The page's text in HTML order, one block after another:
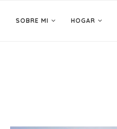
SOBRE MI HOGAR